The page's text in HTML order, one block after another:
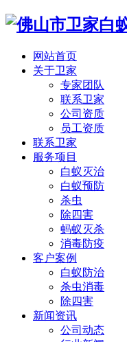
网站首页
关于卫家
专家团队
联系卫家
公司资质
员工资质
联系卫家
服务项目
白蚁灭治
白蚁预防
杀虫
除四害
蚂蚁灭杀
消毒防疫
客户案例
白蚁防治
杀虫消毒
除四害
新闻资讯
公司动态